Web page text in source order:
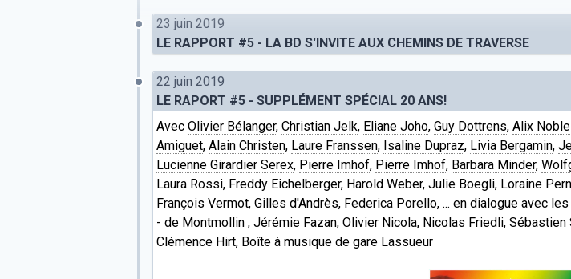
évènements publics
23 juin 2019
LE RAPPORT #5 - LA BD S'INVITE AUX CHEMINS DE TRAVERSE
22 juin 2019
LE RAPORT #5 - SUPPLÉMENT SPÉCIAL 20 ANS!
Avec Olivier Bélanger, Christian Jelk, Eliane Joho, Guy Dottrens, Alix
Amiguet, Alain Christen, Laure Franssen, Isaline Dupraz, Livia Bergamin,
Lucienne Girardier Serex, Pierre Imhof, Pierre Imhof, Barbara Minder,
Laura Rossi, Freddy Eichelberger, Harold Weber, Julie Boegli, Loraine
François Vermot, Gilles d'Andrès, Federica Porello, ... en dialogue avec
- de Montmollin , Jérémie Fazan, Olivier Nicola, Nicolas Friedli,
Clémence Hirt, Boîte à musique de gare Lassueur